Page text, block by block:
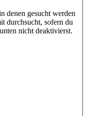
denen gesucht werden
durchsucht, sofern du
nicht deaktivierst.